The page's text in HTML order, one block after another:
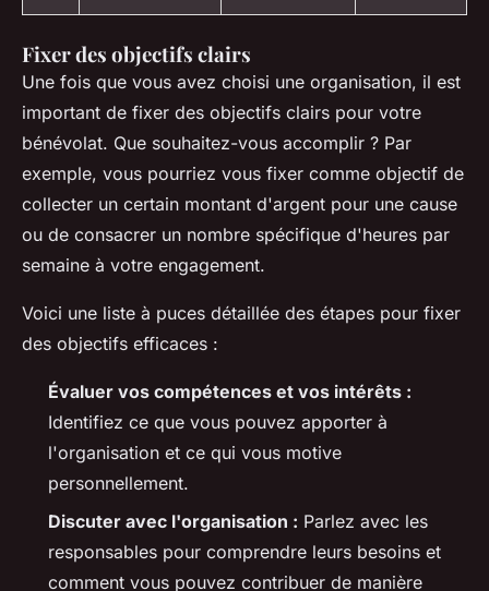
Fixer des objectifs clairs
Une fois que vous avez choisi une organisation, il est
important de fixer des objectifs clairs pour votre
bénévolat. Que souhaitez-vous accomplir ? Par
exemple, vous pourriez vous fixer comme objectif de
collecter un certain montant d'argent pour une cause
ou de consacrer un nombre spécifique d'heures par
semaine à votre engagement.
Voici une liste à puces détaillée des étapes pour fixer
des objectifs efficaces :
Évaluer vos compétences et vos intérêts :
Identifiez ce que vous pouvez apporter à
l'organisation et ce qui vous motive
personnellement.
Discuter avec l'organisation : Parlez avec les
responsables pour comprendre leurs besoins et
comment vous pouvez contribuer de manière